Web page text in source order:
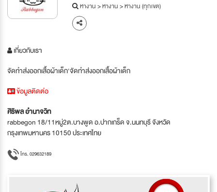
หางาน>หางาน>หางาน (ทุกเขต)
เกี่ยวกับเรา
จัดทําส่งออกเสื้อผ้าเด็ก'จัดทําส่งออกเสื้อผ้าเด็ก
ข้อมูลติดต่อ
ศิริพล อํานาจวิท
rabbegon 18/11หมู่2ต.บางพูด อ.ปากเกร็ด จ.นนทบุรี จังหวัด
กรุงเทพมหานคร 10150 ประเทศไทย
โทร. 029632189